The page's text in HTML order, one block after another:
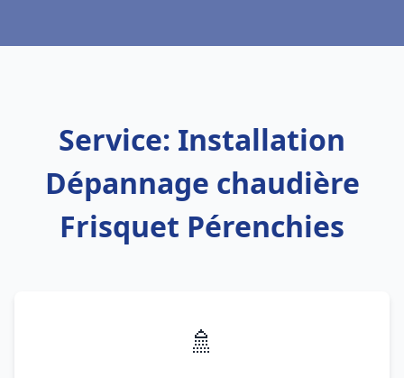
Service: Installation
Dépannage chaudière
Frisquet Pérenchies
🚿